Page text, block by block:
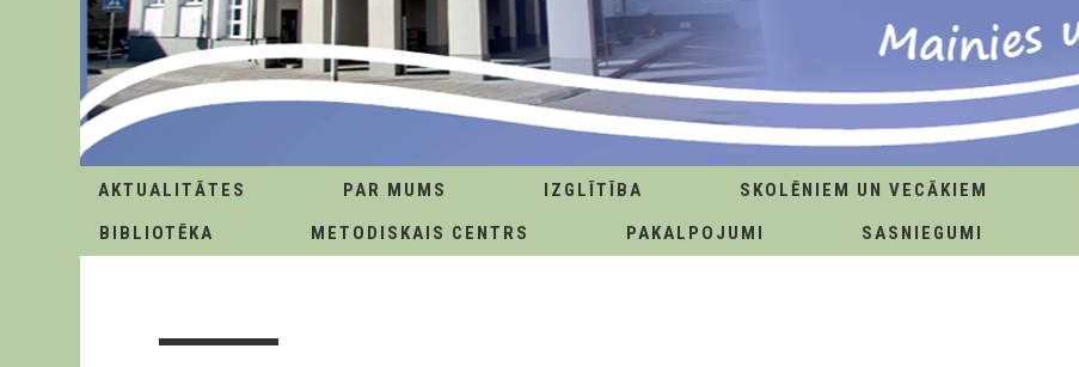
AKTUALITĀTES PAR MUMS IZGLĪTĪBA SKOLĒNIEM UN VECĀKIEM
BIBLIOTĒKA
METODISKAIS CENTRS PAKALPOJUMI SASNIEGUMI